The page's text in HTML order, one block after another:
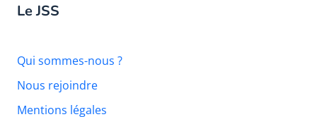
Le JSS
Qui sommes-nous ?
Nous rejoindre
Mentions légales